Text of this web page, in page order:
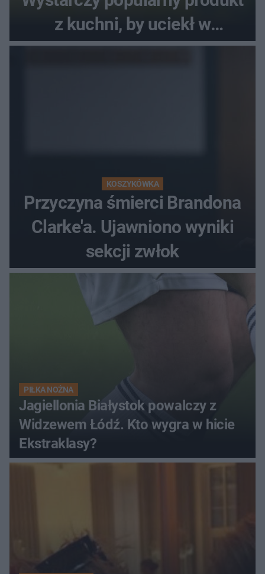
z kuchni, by uciekł w
popłochu
KOSZYKÓWKA
Przyczyna śmierci Brandona
Clarke'a. Ujawniono wyniki
sekcji zwłok
PIŁKA NOŻNA
Jagiellonia Białystok powalczy z
Widzewem Łódź. Kto wygra w hicie
Ekstraklasy?